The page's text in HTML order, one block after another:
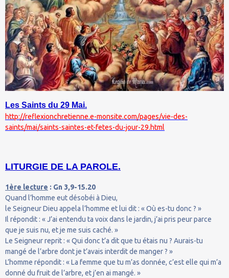
Les Saints du 29 Mai.
http://reflexionchretienne.e-monsite.com/pages/vie-des-
saints/mai/saints-saintes-et-fetes-du-jour-29.html
LITURGIE DE LA PAROLE.
1ère lecture : Gn 3,9-15.20
Quand l’homme eut désobéi à Dieu,
le Seigneur Dieu appela l’homme et lui dit : « Où es-tu donc ? »
Il répondit : « J’ai entendu ta voix dans le jardin, j’ai pris peur parce
que je suis nu, et je me suis caché. »
Le Seigneur reprit : « Qui donc t’a dit que tu étais nu ? Aurais-tu
mangé de l’arbre dont je t’avais interdit de manger ? »
L’homme répondit : « La femme que tu m’as donnée, c’est elle qui m’a
donné du fruit de l’arbre, et j’en ai mangé. »